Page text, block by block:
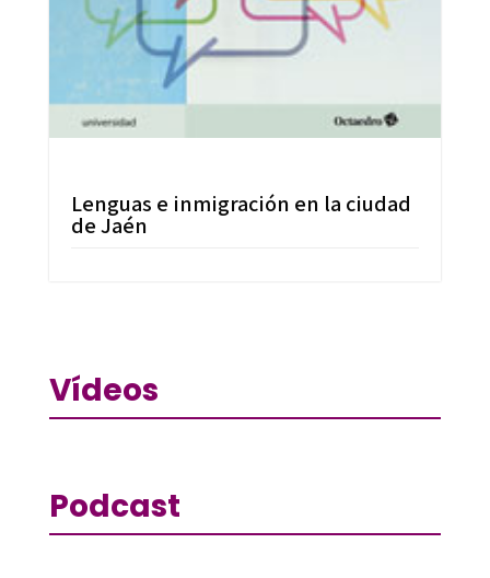
Lenguas e inmigración en la ciudad
de Jaén
Vídeos
Podcast